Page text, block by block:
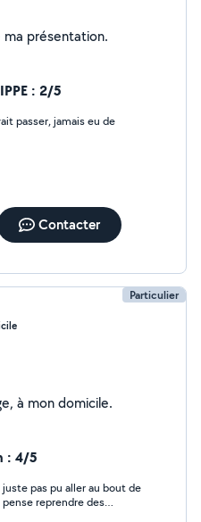
Je n'ai pas encore renseigné ma présentation.
: 2/5
passer, jamais eu de
Contacter
Particulier
à mon domicile.
: 4/5
pas pu aller au bout de
reprendre des